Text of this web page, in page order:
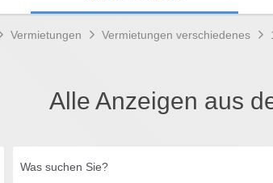
Vermietungen Vermietungen verschiedenes
Alle Anzeigen aus
suchen